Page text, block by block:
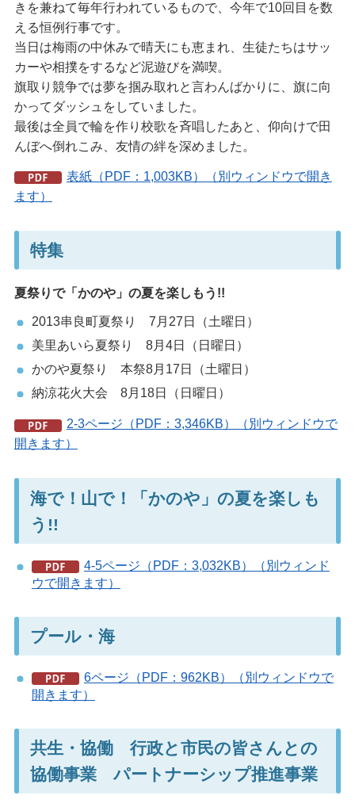
きを兼ねて毎年行われているもので、今年で10回目を数
える恒例行事です。
当日は梅雨の中休みで晴天にも恵まれ、生徒たちはサッ
カーや相撲をするなど泥遊びを満喫。
旗取り競争では夢を掴み取れと言わんばかりに、旗に向
かってダッシュをしていました。
最後は全員で輪を作り校歌を斉唱したあと、仰向けで田
んぼへ倒れこみ、友情の絆を深めました。
表紙（PDF：1,003KB）（別ウィンドウで開き
ます）
特集
夏祭りで「かのや」の夏を楽しもう!!
2013串良町夏祭り 7月27日（土曜日）
美里あいら夏祭り 8月4日（日曜日）
かのや夏祭り 本祭8月17日（土曜日）
納涼花火大会 8月18日（日曜日）
2-3ページ（PDF：3,346KB）（別ウィンドウで
開きます）
海で！山で！「かのや」の夏を楽しも
う!!
4-5ページ（PDF：3,032KB）（別ウィンド
ウで開きます）
プール・海
6ページ（PDF：962KB）（別ウィンドウで
開きます）
共生・協働 行政と市民の皆さんとの
協働事業 パートナーシップ推進事業